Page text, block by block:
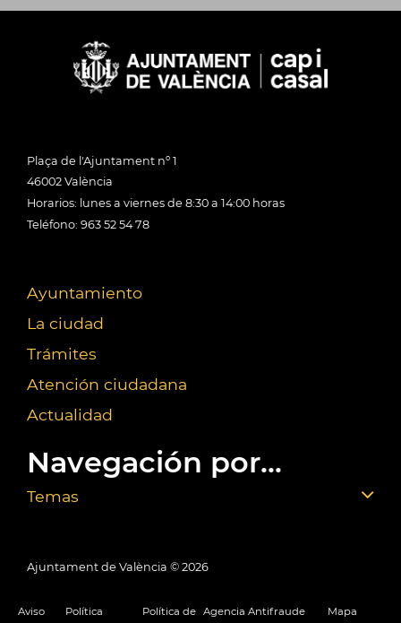
Plaça de l'Ajuntament nº 1
46002 València
Horarios: lunes a viernes de 8:30 a 14:00 horas
Teléfono: 963 52 54 78
Ayuntamiento
La ciudad
Trámites
Atención ciudadana
Actualidad
Navegación por...
Temas
Ajuntament de València © 2026
Aviso
Política
Política de Agencia Antifraude
Mapa